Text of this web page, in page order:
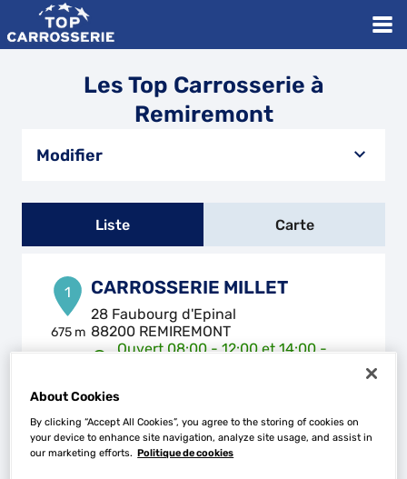
Les Top Carrosserie à
Remiremont
Modifier
Liste Carte
1
675 m
CARROSSERIE MILLET
28 Faubourg d'Epinal
88200 REMIREMONT
Ouvert 08:00 - 12:00 et 14:00 -
Voir plus
About Cookies
By clicking “Accept All Cookies”, you agree to the storing of cookies on
your device to enhance site navigation, analyze site usage, and assist in
our marketing efforts. Politique de cookies